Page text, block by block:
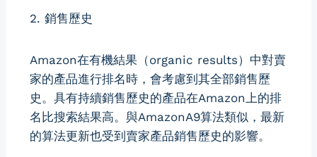
2. 銷售歷史
Amazon在有機結果（organic results）中對賣
家的產品進行排名時，會考慮到其全部銷售歷
史。具有持續銷售歷史的產品在Amazon上的排
名比搜索結果高。與AmazonA9算法類似，最新
的算法更新也受到賣家產品銷售歷史的影響。